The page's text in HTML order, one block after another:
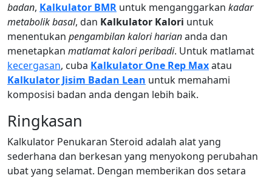
badan, Kalkulator BMR untuk menganggarkan kadar
metabolik basal, dan Kalkulator Kalori untuk
menentukan pengambilan kalori hariananda dan
menetapkan matlamat kalori peribadi. Untuk matlamat
kecergasan, cuba Kalkulator One Rep Maxatau
Kalkulator Jisim Badan Lean untuk memahami
komposisi badan anda dengan lebih baik.
Ringkasan
Kalkulator Penukaran Steroid adalah alat yang
sederhana dan berkesan yang menyokong perubahan
ubat yang selamat. Dengan memberikan dos setara